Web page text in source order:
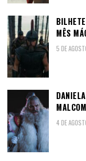
MÊS
5 DE
4 DE